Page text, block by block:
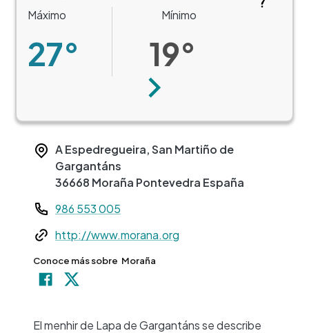
Máximo
27°
Mínimo
19°
Siguiente
A Espedregueira, San Martiño de
Gargantáns
36668 Moraña Pontevedra España
Teléfono
986 553 005
Webhttp://www.morana.org
Conoce más sobre Moraña
El menhir de Lapa de Gargantáns se describe